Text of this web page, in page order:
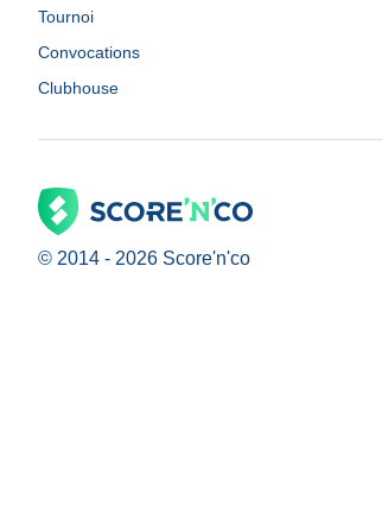
Tournoi
Convocations
Clubhouse
© 2014 - 2026 Score'n'co